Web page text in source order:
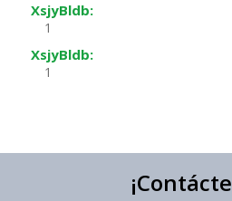
XsjyBldb:
1
XsjyBldb:
1